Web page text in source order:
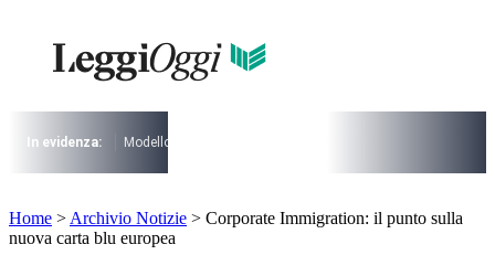
contenuto
I più cercati
Lorem ipsum dolor sit amet consectetur
Lorem ipsum dolor sit amet consectetur
In evidenza: Modello 730
I più cercati
Lorem ipsum dolor sit amet consectetur
Home > Archivio Notizie > Corporate Immigration: il punto sulla
nuova carta blu europea